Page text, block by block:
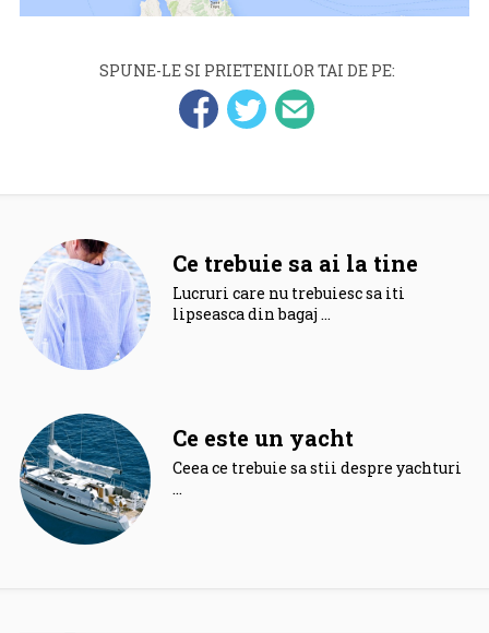
SPUNE-LE SI PRIETENILOR TAI DE PE:
Ce trebuie sa ai la tine
Lucruri care nu trebuiesc sa iti
lipseasca din bagaj …
Ce este un yacht
Ceea ce trebuie sa stii despre yachturi.
…